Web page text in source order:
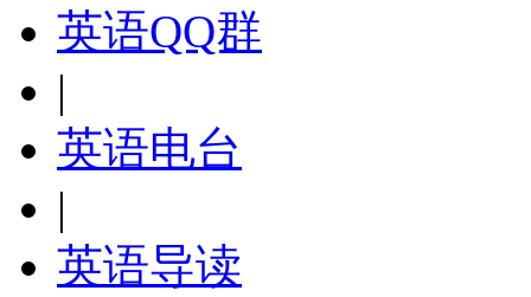
英语QQ群
|
英语电台
|
英语导读